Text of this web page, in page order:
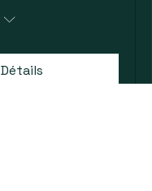
Détails